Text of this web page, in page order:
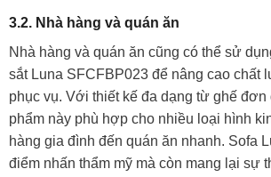
3.2. Nhà hàng và quán ăn
Nhà hàng và quán ăn cũng có thể sử
sắt Luna SFCFBP023 để nâng cao chất
phục vụ. Với thiết kế đa dạng từ ghế đơn
phẩm này phù hợp cho nhiều loại hình
hàng gia đình đến quán ăn nhanh. Sofa
điểm nhấn thẩm mỹ mà còn mang lại sự